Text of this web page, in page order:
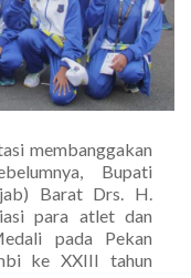
membanggakan
Bupati
Barat Drs. H.
para atlet dan
pada Pekan
ke XXIII tahun